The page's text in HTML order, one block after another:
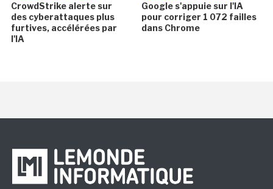
CrowdStrike alerte sur
des cyberattaques plus
furtives, accélérées par
l'IA
Google s'appuie sur l'IA
pour corriger 1 072 failles
dans Chrome